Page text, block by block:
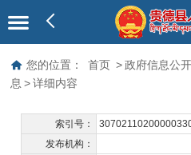
您的位置： 首页 > 政府信息公开
息 > 详细内容
索引号：
发布机构：